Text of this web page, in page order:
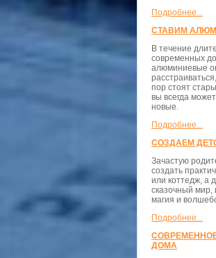
Подробнее...
СТАВИМ
В течение
современных
алюминиевые
пор стоят
вы всегда
новые.
Подробнее...
СОЗДАЕМ
Зачастую
создать
или коттедж, а
сказочный мир,
магия и
Подробнее...
ДОМА